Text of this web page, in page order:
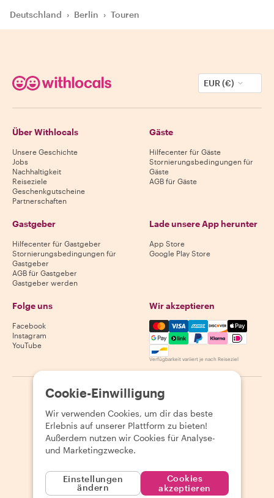
Deutschland › Berlin › Touren
EUR (€)
Über Withlocals
Unsere Geschichte
Jobs
Nachhaltigkeit
Reiseziele
Geschenkgutscheine
Partnerschaften
Gäste
Hilfecenter für Gäste
Stornierungsbedingungen für
Gäste
AGB für Gäste
Gastgeber
Hilfecenter für Gastgeber
Stornierungsbedingungen für
Gastgeber
AGB für Gastgeber
Gastgeber werden
Lade unsere App herunter
App Store
Google Play Store
Folge uns
Facebook
Instagram
YouTube
Wir akzeptieren
Mastercard, Visa, Amex,
Verfügbarkeit variiert je nach Reiseziel
2026 Withlocals.com | Datenschutzerklärung
Seitenübersicht
Cookie-Einwilligung
Wir verwenden Cookies, um dir das beste
Erlebnis auf unserer Plattform zu bieten!
Außerdem nutzen wir Cookies für Analyse-
und Marketingzwecke.
Einstellungen
ändern
Cookies
akzeptieren